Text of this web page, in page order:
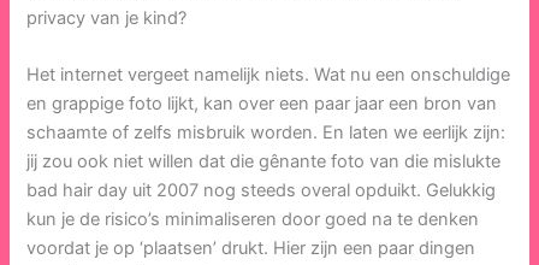
privacy van je kind?
Het internet vergeet namelijk niets. Wat nu een onschuldige
en grappige foto lijkt, kan over een paar jaar een bron van
schaamte of zelfs misbruik worden. En laten we eerlijk zijn:
jij zou ook niet willen dat die gênante foto van die mislukte
bad hair day uit 2007 nog steeds overal opduikt. Gelukkig
kun je de risico’s minimaliseren door goed na te denken
voordat je op ‘plaatsen’ drukt. Hier zijn een paar dingen